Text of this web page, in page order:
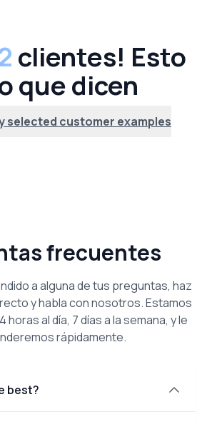
clientes! Esto
que dicen
selected customer examples
frecuentes
a alguna de tus preguntas, haz
y habla con nosotros. Estamos
horas al día, 7 días a la semana, y le
rápidamente.
best?